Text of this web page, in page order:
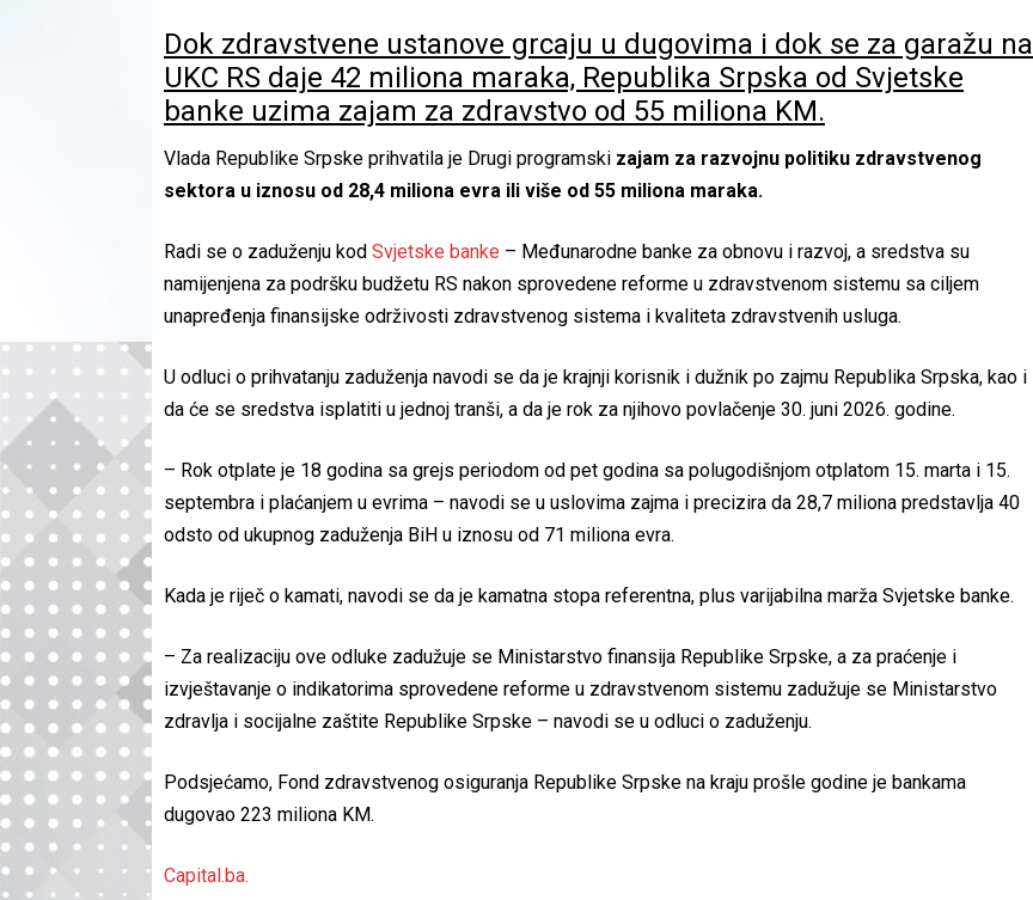
Dok zdravstvene ustanove grcaju u dugovima i dok se za garažu na
UKC RS daje 42 miliona maraka, Republika Srpska od Svjetske
banke uzima zajam za zdravstvo od 55 miliona KM.
Vlada Republike Srpske prihvatila je Drugi programski zajam za razvojnu politiku zdravstvenog
sektora u iznosu od 28,4 miliona evra ili više od 55 miliona maraka.
Radi se o zaduženju kod Svjetske banke – Međunarodne banke za obnovu i razvoj, a sredstva su
namijenjena za podršku budžetu RS nakon sprovedene reforme u zdravstvenom sistemu sa ciljem
unapređenja finansijske održivosti zdravstvenog sistema i kvaliteta zdravstvenih usluga.
U odluci o prihvatanju zaduženja navodi se da je krajnji korisnik i dužnik po zajmu Republika Srpska, kao i
da će se sredstva isplatiti u jednoj tranši, a da je rok za njihovo povlačenje 30. juni 2026. godine.
– Rok otplate je 18 godina sa grejs periodom od pet godina sa polugodišnjom otplatom 15. marta i 15.
septembra i plaćanjem u evrima – navodi se u uslovima zajma i precizira da 28,7 miliona predstavlja 40
odsto od ukupnog zaduženja BiH u iznosu od 71 miliona evra.
Kada je riječ o kamati, navodi se da je kamatna stopa referentna, plus varijabilna marža Svjetske banke.
– Za realizaciju ove odluke zadužuje se Ministarstvo finansija Republike Srpske, a za praćenje i
izvještavanje o indikatorima sprovedene reforme u zdravstvenom sistemu zadužuje se Ministarstvo
zdravlja i socijalne zaštite Republike Srpske – navodi se u odluci o zaduženju.
Podsjećamo, Fond zdravstvenog osiguranja Republike Srpske na kraju prošle godine je bankama
dugovao 223 miliona KM.
Capital.ba.